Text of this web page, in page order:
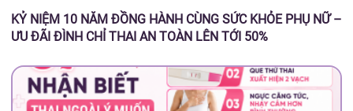
KỶ NIỆM 10 NĂM ĐỒNG HÀNH CÙNG SỨC KHỎE PHỤ NỮ –
ƯU ĐÃI ĐÌNH CHỈ THAI AN TOÀN LÊN TỚI 50%